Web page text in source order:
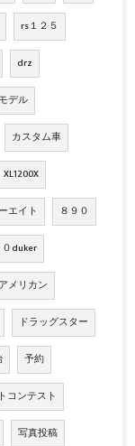
rs１２５
drz
デル
カスタム車
XL1200X
エイト ８９０
０duker
アメリカン
ドラッグスター
予約
コンテスト
写真投稿